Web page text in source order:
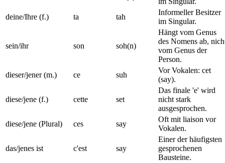
deine/Ihre (f.)
ta tah
Informeller Besitzer
im Singular.
sein/ihr son soh(n)
Hängt vom Genus
des Nomens ab,
vom Genus der
Person.
dieser/jener (m.)
ce suh
Vor Vokalen: cet
(say).
diese/jene (f.) cette set
Das finale 'e' wird
nicht stark
ausgesprochen.
diese/jene (Plural)
ces say
Oft mit liaison vor
Vokalen.
das/jenes ist c'est say
Einer der häufigsten
gesprochenen
Bausteine.